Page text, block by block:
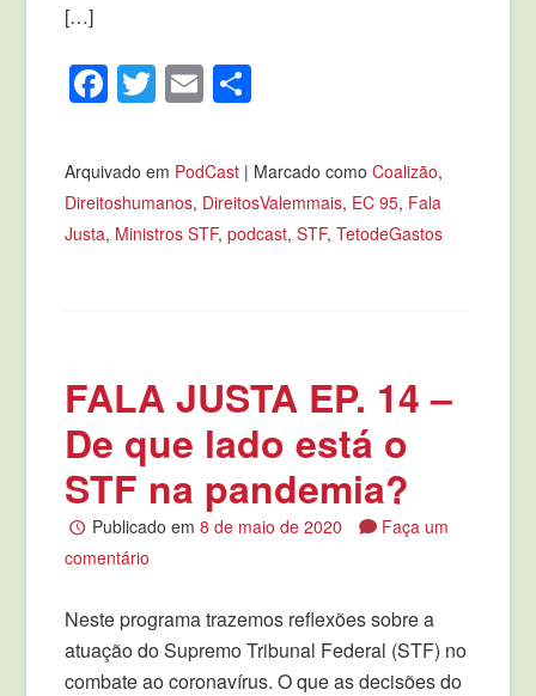
[…]
Facebook
Twitter
Email
Arquivado em PodCast | Marcado comoCoalizão,
Direitoshumanos, DireitosValemmais, EC 95, Fala
Justa, Ministros STF,podcast,STF,TetodeGastos
FALA JUSTA EP. 14 –
De que lado está o
STF na pandemia?
Publicado em 8 de maio de 2020
Faça um
comentário
Neste programa trazemos reflexões sobre a
atuação do Supremo Tribunal Federal (STF) no
combate ao coronavírus. O que as decisões do